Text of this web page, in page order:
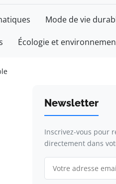
Mode de vie
Écologie et
Newsletter
Inscrivez-vous pour
directement dans